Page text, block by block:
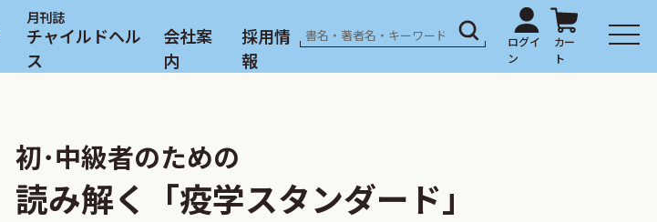
チャイルドヘル
ス
会社案
内
採用情
報
初･中級者のための
読み解く「疫学スタンダード」